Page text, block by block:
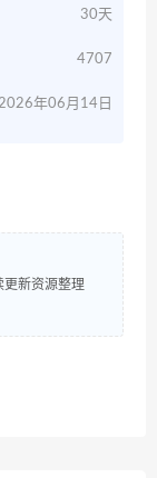
30天
4707
年06月14日
更新资源整理